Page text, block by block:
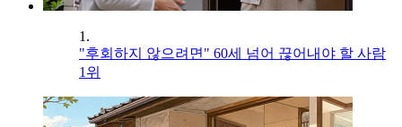
1.
"후회하지 않으려면" 60세 넘어 끊어내야 할 사람
1위